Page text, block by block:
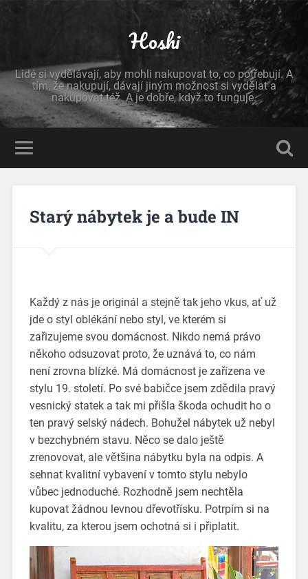
Hoshi
Lidé si vydělávají, aby mohli nakupovat to, co potřebují. A
tím, že nakupují, dávají jiným možnost si vydělat a
nakupovat též. A je dobře, když to funguje.
Starý nábytek je a bude IN
Každý z nás je originál a stejně tak jeho vkus, ať už
jde o styl oblékání nebo styl, ve kterém si
zařizujeme svou domácnost. Nikdo nemá právo
někoho odsuzovat proto, že uznává to, co nám
není zrovna blízké. Má domácnost je zařízena ve
stylu 19. století. Po své babičce jsem zdědila pravý
vesnický statek a tak mi přišla škoda ochudit ho o
ten pravý selský nádech. Bohužel nábytek už nebyl
v bezchybném stavu. Něco se dalo ještě
zrenovovat, ale většina nábytku byla na odpis. A
sehnat kvalitní vybavení v tomto stylu nebylo
vůbec jednoduché. Rozhodně jsem nechtěla
kupovat žádnou levnou dřevotřísku. Potrpím si na
kvalitu, za kterou jsem ochotná si i připlatit.